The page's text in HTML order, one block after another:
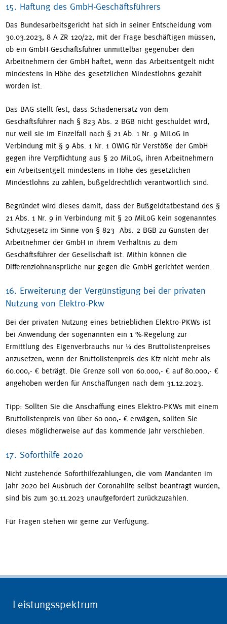
15. Haftung des GmbH-Geschäftsführers
Das Bundesarbeitsgericht hat sich in seiner Entscheidung vom
30.03.2023, 8 A ZR 120/22, mit der Frage beschäftigen müssen,
ob ein GmbH-Geschäftsführer unmittelbar gegenüber den
Arbeitnehmern der GmbH haftet, wenn das Arbeitsentgelt nicht
mindestens in Höhe des gesetzlichen Mindestlohns gezahlt
worden ist.
Das BAG stellt fest, dass Schadenersatz von dem
Geschäftsführer nach § 823 Abs. 2 BGB nicht geschuldet wird,
nur weil sie im Einzelfall nach § 21 Ab. 1 Nr. 9 MiLoG in
Verbindung mit § 9 Abs. 1 Nr. 1 OWIG für Verstöße der GmbH
gegen ihre Verpflichtung aus § 20 MiLoG, ihren Arbeitnehmern
ein Arbeitsentgelt mindestens in Höhe des gesetzlichen
Mindestlohns zu zahlen, bußgeldrechtlich verantwortlich sind.
Begründet wird dieses damit, dass der Bußgeldtatbestand des §
21 Abs. 1 Nr. 9 in Verbindung mit § 20 MiLoG kein sogenanntes
Schutzgesetz im Sinne von § 823 Abs. 2 BGB zu Gunsten der
Arbeitnehmer der GmbH in ihrem Verhältnis zu dem
Geschäftsführer der Gesellschaft ist. Mithin können die
Differenzlohnansprüche nur gegen die GmbH gerichtet werden.
16. Erweiterung der Vergünstigung bei der privaten
Nutzung von Elektro-Pkw
Bei der privaten Nutzung eines betrieblichen Elektro-PKWs ist
bei Anwendung der sogenannten ein 1 %-Regelung zur
Ermittlung des Eigenverbrauchs nur ¼ des Bruttolistenpreises
anzusetzen, wenn der Bruttolistenpreis des Kfz nicht mehr als
60.000,- € beträgt. Die Grenze soll von 60.000,- € auf 80.000,- €
angehoben werden für Anschaffungen nach dem 31.12.2023.
Tipp: Sollten Sie die Anschaffung eines Elektro-PKWs mit einem
Bruttolistenpreis von über 60.000,- € erwägen, sollten Sie
dieses möglicherweise auf das kommende Jahr verschieben.
17. Soforthilfe 2020
Nicht zustehende Soforthilfezahlungen, die vom Mandanten im
Jahr 2020 bei Ausbruch der Coronahilfe selbst beantragt wurden,
sind bis zum 30.11.2023 unaufgefordert zurückzuzahlen.
Für Fragen stehen wir gerne zur Verfügung.
Leistungsspektrum